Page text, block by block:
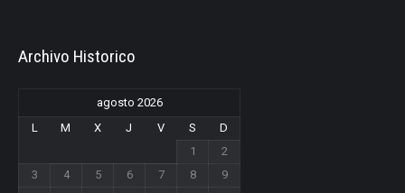
Archivo Historico
agosto 2026
L
M X J V S
D
1
2
3
4 5 6 7 8
9